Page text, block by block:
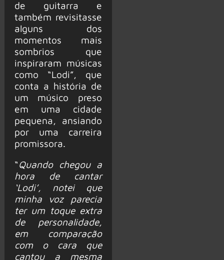
de guitarra e
também revisitasse
alguns dos
momentos mais
sombrios que
inspiraram músicas
como “Lodi”, que
conta a história de
um músico preso
em uma cidade
pequena, ansiando
por uma carreira
promissora.
“Quando chegou a
hora de cantar
‘Lodi’, notei que
minha voz parecia
ter um toque extra
de personalidade,
em comparação
com o cara que
cantou a mesma